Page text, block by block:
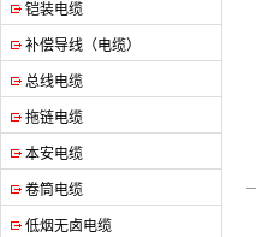
铠装电缆
补偿导线（电缆）
总线电缆
拖链电缆
本安电缆
卷筒电缆
低烟无卤电缆